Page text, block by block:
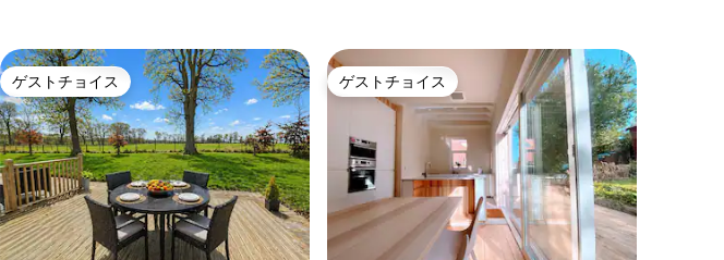
ゲストチョイス
ゲストチョイス ゲストチョイス
ゲストチョイス